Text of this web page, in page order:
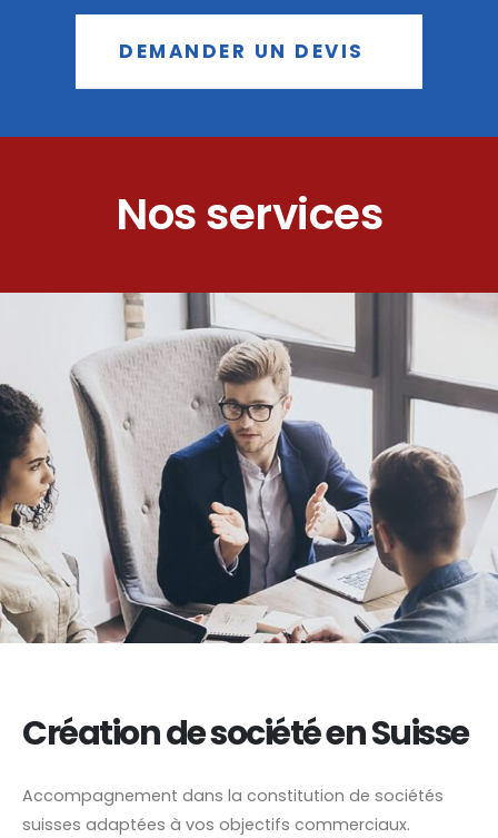
DEMANDER UN DEVIS
Nos services
Création de société en Suisse
Accompagnement dans la constitution de sociétés
suisses adaptées à vos objectifs commerciaux.